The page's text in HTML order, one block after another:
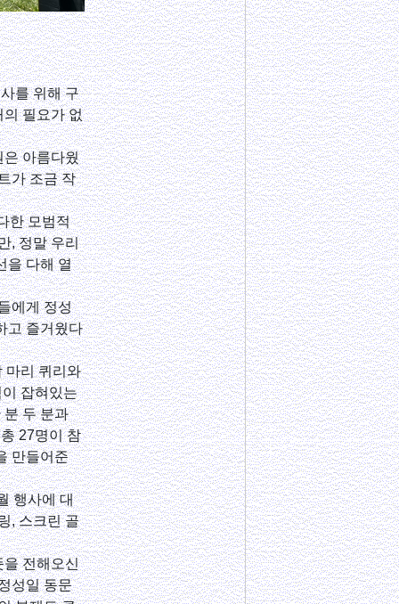
를 위해 구
의 필요가 없
은 아름다웠
가 조금 작
한 모범적
, 정말 우리
을 다해 열
에게 정성
고 즐거웠다
마리 퀴리와
잡혀있는
분 두 분과
27명이 참
만들어준
행사에 대
, 스크린 골
을 전해오신
성일 동문